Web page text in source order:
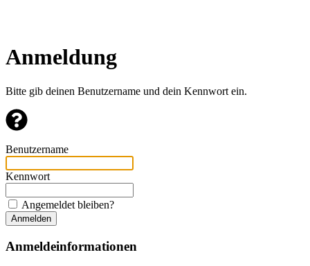
Anmeldung
Bitte gib deinen Benutzername und dein Kennwort ein.
Benutzername
Kennwort
Angemeldet bleiben?
Anmelden
Anmeldeinformationen